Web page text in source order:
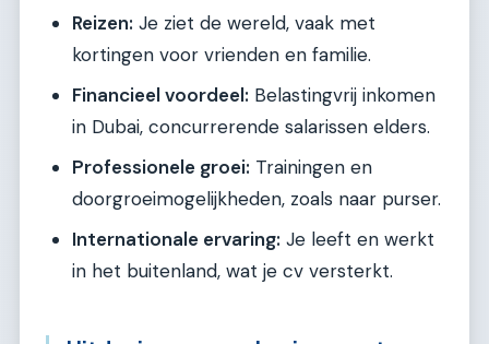
Reizen: Je ziet de wereld, vaak met
kortingen voor vrienden en familie.
Financieel voordeel: Belastingvrij inkomen
in Dubai, concurrerende salarissen elders.
Professionele groei: Trainingen en
doorgroeimogelijkheden, zoals naar purser.
Internationale ervaring: Je leeft en werkt
in het buitenland, wat je cv versterkt.